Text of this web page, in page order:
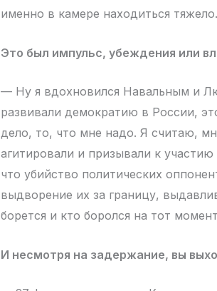
именно в камере находиться тяжело.
Это был импульс, убеждения или
— Ну я вдохновился Навальным и
развивали демократию в России,
дело, то, что мне надо. Я считаю,
агитировали и призывали к
что убийство политических
выдворение их за границу,
борется и кто боролся на тот
И несмотря на задержание, вы